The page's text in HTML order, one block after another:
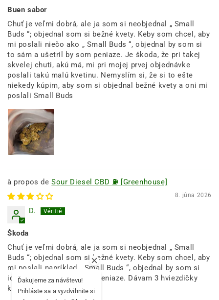
Buen sabor
Chuť je veľmi dobrá, ale ja som si neobjednal „ Small
Buds “; objednal som si bežné kvety. Keby som chcel, aby
mi poslali niečo ako „ Small Buds “, objednal by som si
to sám a ušetril by som peniaze. Je škoda, že pri takej
skvelej chuti, akú má, mi pri mojej prvej objednávke
poslali takú malú kvetinu. Nemyslím si, že si to ešte
niekedy kúpim, aby som si objednal bežné kvety a oni mi
poslali Small Buds
Sour Diesel CBD ⛽ [Greenhouse]
8. júna 2026
D.
Škoda
Chuť je veľmi dobrá, ale ja som si neobjednal „ Small
Buds “; objednal som si bežné kvety. Keby som chcel, aby
mi poslali napríklad „ Small Buds “, objednal by som si
ich sám a ušetril by som peniaze. Dávam 3 hviezdičky
kvôli veľkosti kvetu.
Ďakujeme za návštevu!
Prihláste sa a vyzdvihnite si